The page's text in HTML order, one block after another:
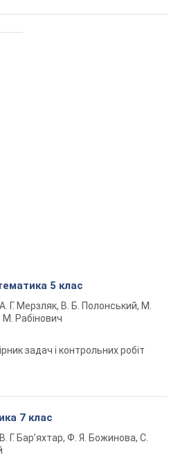
5 клас
А. Г. Мерзляк, В. Б. Полонський, М.
М. Рабінович
задач і контрольних робіт
7 клас
В. Г. Бар’яхтар, Ф. Я. Божинова, С.